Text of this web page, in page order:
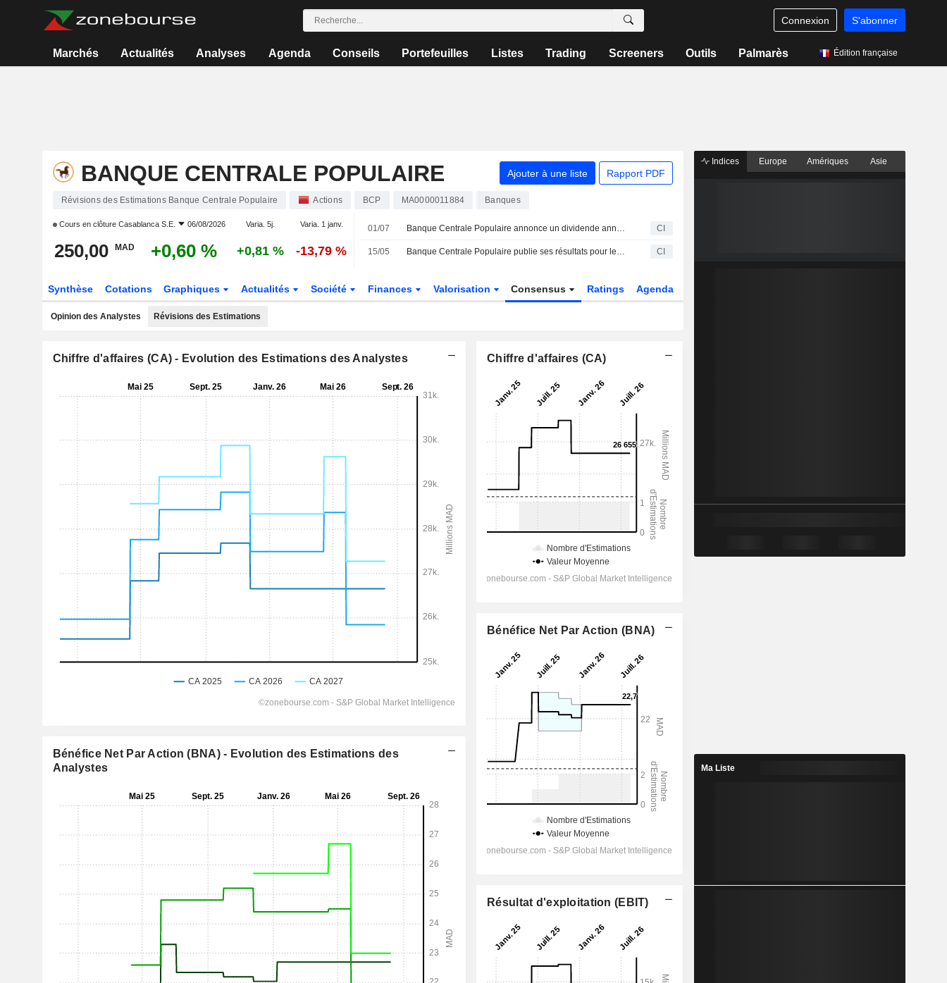
Connexion S'abonner
Marchés Actualités Analyses Agenda Conseils Portefeuilles Listes Trading Screeners Outils Palmarès Édition française
BANQUE CENTRALE POPULAIRE Ajouter à une liste Rapport PDF
Révisions des Estimations Banque Centrale Populaire Actions BCP MA0000011884 Banques
Cours en clôture Casablanca S.E. 06/08/2026 Varia. 5j. Varia. 1 janv.
250,00 MAD +0,60 % +0,81 % -13,79 %
01/07 Banque Centrale Populaire annonce un dividende annuel, payable le 20 juillet 2026 CI
15/05 Banque Centrale Populaire publie ses résultats pour le premier trimestre clos le 31 mars 2026 CI
Synthèse Cotations Graphiques Actualités Société Finances Valorisation Consensus Ratings Agenda
Opinion des Analystes Révisions des Estimations
Chiffre d'affaires (CA) - Evolution des Estimations des Analystes
Bénéfice Net Par Action (BNA) - Evolution des Estimations des
Analystes
Chiffre d'affaires (CA)
Bénéfice Net Par Action (BNA)
Résultat d'exploitation (EBIT)
Indices Europe Amériques Asie
Ma Liste